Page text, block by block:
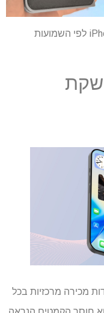
הנה איך המפרטים של ה-iPhone Fold לפי השמועות
מכירה מרכזיות בכל